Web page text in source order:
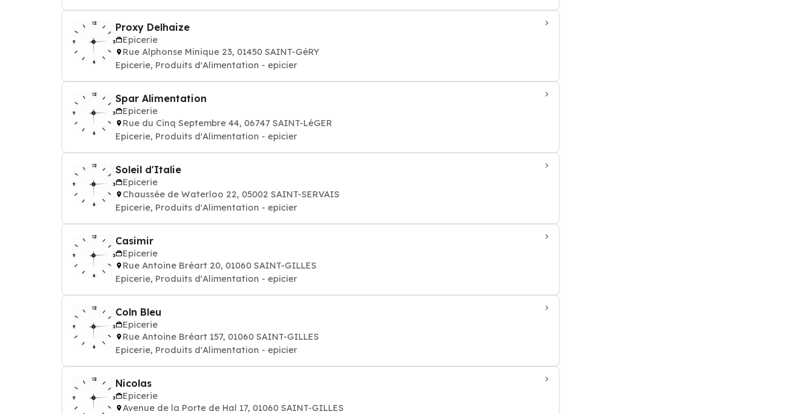
Proxy Delhaize
Epicerie
Rue Alphonse Minique 23, 01450 SAINT-GéRY
Epicerie, Produits d'Alimentation - epicier
Spar Alimentation
Epicerie
Rue du Cinq Septembre 44, 06747 SAINT-LéGER
Epicerie, Produits d'Alimentation - epicier
Soleil d'Italie
Epicerie
Chaussée de Waterloo 22, 05002 SAINT-SERVAIS
Epicerie, Produits d'Alimentation - epicier
Casimir
Epicerie
Rue Antoine Bréart 20, 01060 SAINT-GILLES
Epicerie, Produits d'Alimentation - epicier
Coln Bleu
Epicerie
Rue Antoine Bréart 157, 01060 SAINT-GILLES
Epicerie, Produits d'Alimentation - epicier
Nicolas
Epicerie
Avenue de la Porte de Hal 17, 01060 SAINT-GILLES